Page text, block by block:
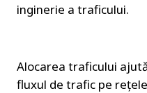
inginerie a traficului.
Alocarea traficului
fluxul de trafic pe